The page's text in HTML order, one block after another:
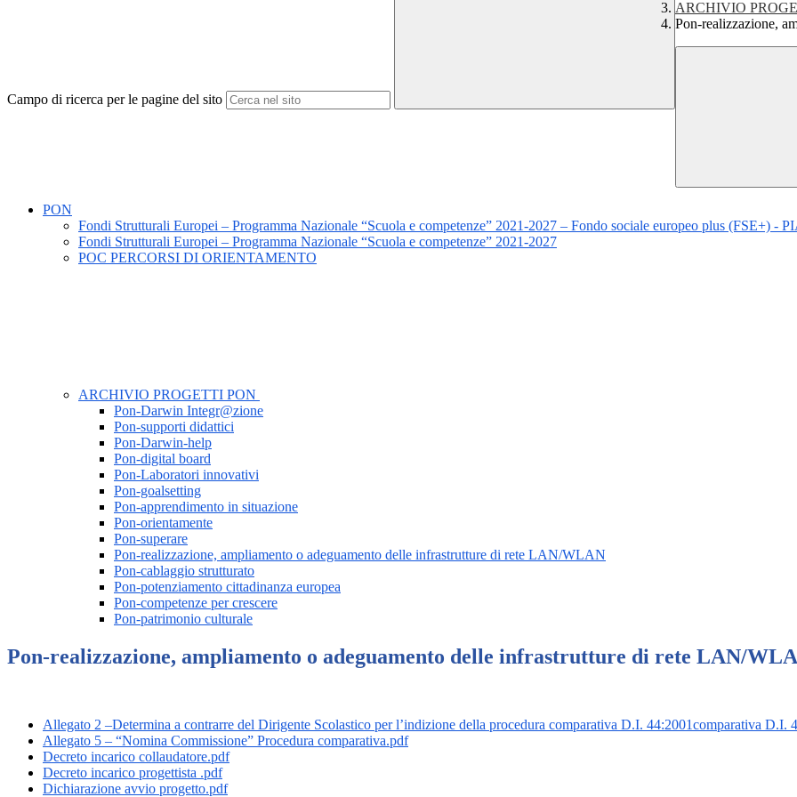
Campo di ricerca per le pagine del sito
ARCHIVIO
Pon-realizzazione,
PON
Fondi Strutturali Europei – Programma Nazionale “Scuola e competenze” 2021-2027 – Fondo sociale europeo plus (FSE+) -
Fondi Strutturali Europei – Programma Nazionale “Scuola e competenze” 2021-2027
POC PERCORSI DI ORIENTAMENTO
ARCHIVIO PROGETTI PON
Pon-Darwin Integr@zione
Pon-supporti didattici
Pon-Darwin-help
Pon-digital board
Pon-Laboratori innovativi
Pon-goalsetting
Pon-apprendimento in situazione
Pon-orientamente
Pon-superare
Pon-realizzazione, ampliamento o adeguamento delle infrastrutture di rete LAN/WLAN
Pon-cablaggio strutturato
Pon-potenziamento cittadinanza europea
Pon-competenze per crescere
Pon-patrimonio culturale
Pon-realizzazione, ampliamento o adeguamento delle infrastrutture di rete LAN/
Allegato 2 –Determina a contrarre del Dirigente Scolastico per l’indizione della procedura comparativa D.I. 44:2001comparativa D.I.
Allegato 5 – “Nomina Commissione” Procedura comparativa.pdf
Decreto incarico collaudatore.pdf
Decreto incarico progettista .pdf
Dichiarazione avvio progetto.pdf